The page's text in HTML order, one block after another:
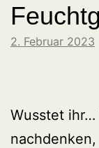
2. Februar 2023
Wusstet